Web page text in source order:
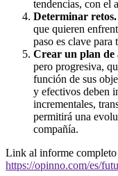
tendencias, con el
Determinar retos.
que quieren
paso es clave para
Crear un plan de
pero progresiva,
función de sus
y efectivos deben
incrementales,
permitirá una
compañía.
Link al informe
https://opinno.com/es/